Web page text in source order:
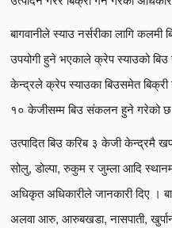
बागवानीले स्याउ नर्सरीका लागि
उपयोगी हुने भएकाले क्रेप स्याउको
केन्द्रले क्रेप स्याउका बिउसमेत बिक्री
१० केजीसम्म बिउ संकलन हुने गरेको
उत्पादित बिउ करिब ३ केजी केन्द्रमै
सोलु, डोल्पा, रुकुम र जुम्ला आदि
अधिकृत अधिकारीले जानकारी दिए ।
अलवा आरु, आरुबखडा, नासपाती,